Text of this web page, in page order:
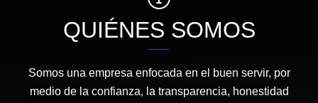
QUIÉNES SOMOS
Somos una empresa enfocada en el buen servir, por
medio de la confianza, la transparencia, honestidad